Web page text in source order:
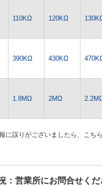
110KΩ 120KΩ
390KΩ 430KΩ
1.8MΩ 2MΩ
に誤りがございましたら、こち
：営業所にお問合せくだ